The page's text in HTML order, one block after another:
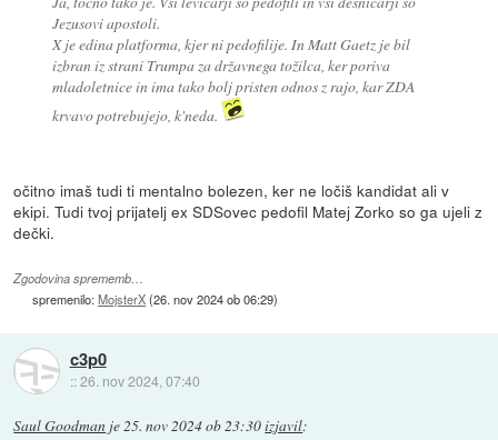
Jezusovi apostoli.
X je edina platforma, kjer ni pedofilije. In Matt Gaetz je bil
izbran iz strani Trumpa za državnega tožilca, ker poriva
mladoletnice in ima tako bolj pristen odnos z rajo, kar ZDA
krvavo potrebujejo, k'neda.
očitno imaš tudi ti mentalno bolezen, ker ne ločiš kandidat ali v
ekipi. Tudi tvoj prijatelj ex SDSovec pedofil Matej Zorko so ga ujeli z
dečki.
Zgodovina sprememb…
spremenilo:MojsterX(26. nov 2024 ob 06:29)
c3p0
::26. nov 2024, 07:40
Saul Goodman je25. nov 2024 ob 23:30izjavil: